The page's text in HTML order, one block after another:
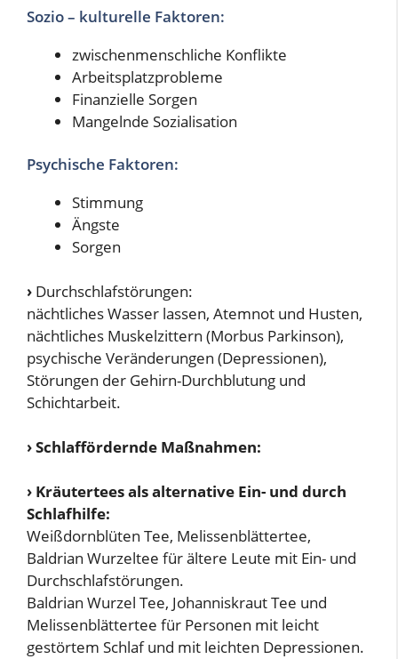
Sozio – kulturelle Faktoren:
zwischenmenschliche Konflikte
Arbeitsplatzprobleme
Finanzielle Sorgen
Mangelnde Sozialisation
Psychische Faktoren:
Stimmung
Ängste
Sorgen
› Durchschlafstörungen:
nächtliches Wasser lassen, Atemnot und Husten,
nächtliches Muskelzittern (Morbus Parkinson),
psychische Veränderungen (Depressionen),
Störungen der Gehirn-Durchblutung und
Schichtarbeit.
› Schlaffördernde Maßnahmen:
› Kräutertees als alternative Ein- und durch
Schlafhilfe:
Weißdornblüten Tee, Melissenblättertee,
Baldrian Wurzeltee für ältere Leute mit Ein- und
Durchschlafstörungen.
Baldrian Wurzel Tee, Johanniskraut Tee und
Melissenblättertee für Personen mit leicht
gestörtem Schlaf und mit leichten Depressionen.